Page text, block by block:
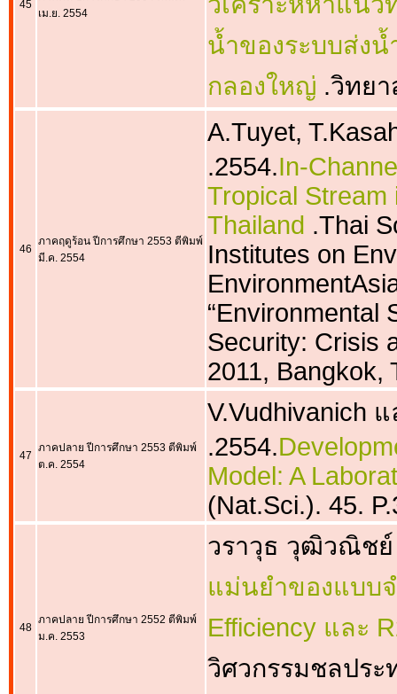
45
เม.ย. 2554
น้ำของระบบส่ง
กลองใหญ่ .วิทย
46
ภาคฤดูร้อน ปีการศึกษา 2553 ตีพิมพ์
มี.ค. 2554
A.Tuyet,
.2554.In-
Tropical Stream
Thailand .Thai
Institutes on
“Environmental
Security: Crisis
2011, Bangkok,
47
ภาคปลาย ปีการศึกษา 2553 ตีพิมพ์
ต.ค. 2554
V.Vudhivanich
.2554.
Model: A
(Nat.Sci.). 45.
48
ภาคปลาย ปีการศึกษา 2552 ตีพิมพ์
ม.ค. 2553
วราวุธ วุฒิวณิชย์
แม่นยำของแบบจ
Efficiency และ
วิศวกรรมชลปร